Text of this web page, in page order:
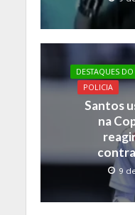
DESTAQUES
POLICIA
Santos
na
9